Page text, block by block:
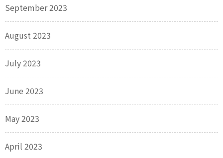
September 2023
August 2023
July 2023
June 2023
May 2023
April 2023